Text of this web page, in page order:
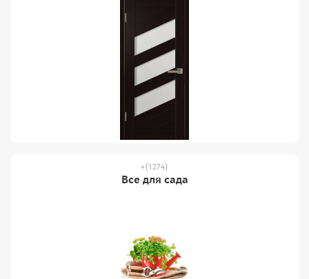
(1274)
Все для сада